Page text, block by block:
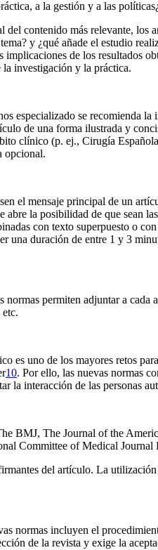
a la gestión y a las políticas
contenido más relevante,
y ¿qué añade el estudio
de los resultados
investigación y la práctica.
especializado se recomienda
de una forma ilustrada y
clínico (p. ej., Cirugía
opcional.
el mensaje principal de un
la posibilidad de que sean
con texto superpuesto o
una duración de entre 1 y 3
permiten adjuntar a
uno de los mayores retos
10. Por ello, las nuevas normas
interacción de las personas
BMJ, The Journal of the
Committee of Medical
del artículo. La
normas incluyen el
de la revista y exige la